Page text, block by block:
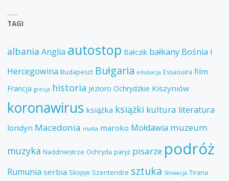
TAGI
albania Anglia autostop Bałczik bałkany Bośnia i
Hercegowina Budapeszt Bułgaria edukacja Essaouira film
Francja grecja historia Jezioro Ochrydzkie Kiszyniów
koronawirus książka książki kultura literatura
londyn Macedonia malta maroko Mołdawia muzeum
muzyka Naddniestrze Ochryda paryż pisarze podróż
Rumunia serbia Skopje Szentendre sztuka Słowacja Tirana